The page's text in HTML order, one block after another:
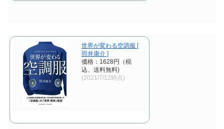
世界が変わる空調服 [
照井康介 ]
価格：1628円（税
込、送料無料)
(2021/7/12時点)